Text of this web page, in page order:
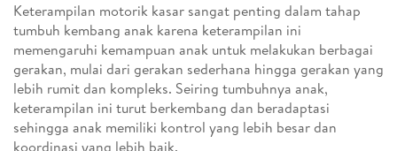
Keterampilan motorik kasar sangat penting dalam tahap
tumbuh kembang anak karena keterampilan ini
memengaruhi kemampuan anak untuk melakukan berbagai
gerakan, mulai dari gerakan sederhana hingga gerakan yang
lebih rumit dan kompleks. Seiring tumbuhnya anak,
keterampilan ini turut berkembang dan beradaptasi
sehingga anak memiliki kontrol yang lebih besar dan
koordinasi yang lebih baik.